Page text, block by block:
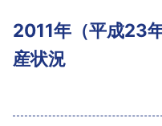
2011年（平成23
産状況